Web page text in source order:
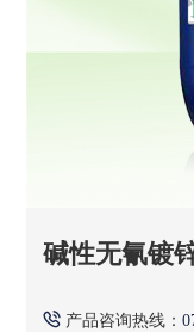
碱性无氰镀
产品咨询热线：